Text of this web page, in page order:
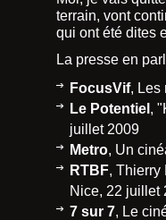
terrain, vont
qui ont été dites
La presse en
FocusVif, Les
Le Potentiel,
juillet 2009
Metro, Un
RTBF, Thierry
Nice, 22 juillet
7 sur 7, Le